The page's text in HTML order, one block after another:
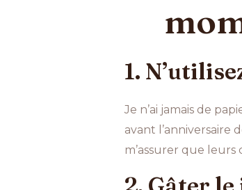
1.
Je n’ai jamais de
avant l’anniversaire
m’assurer que